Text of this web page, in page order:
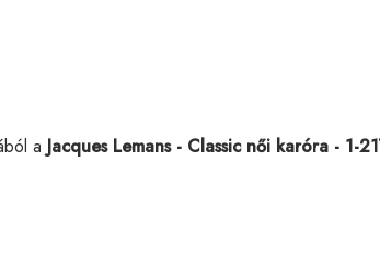
a Jacques Lemans - Classic női karóra - 1-